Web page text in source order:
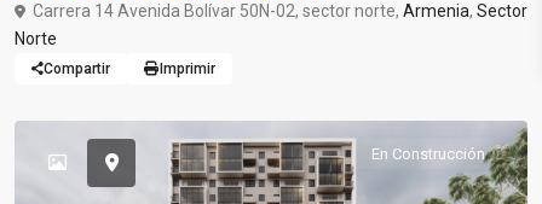
Carrera 14 Avenida Bolívar 50N-02, sector norte, Armenia, Sector
Norte
Compartir Imprimir
En Construcción